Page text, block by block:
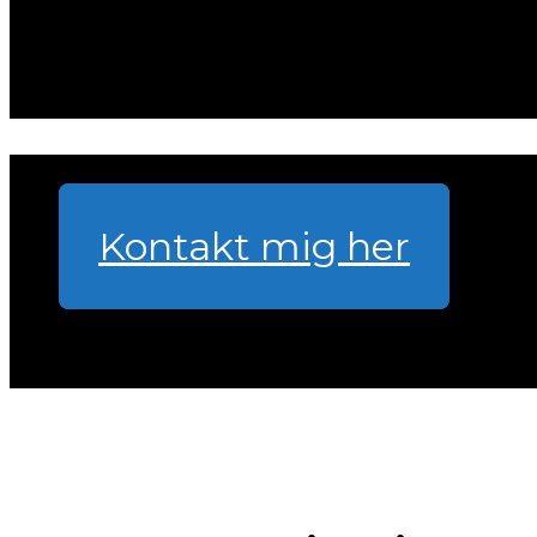
Kontakt mig her